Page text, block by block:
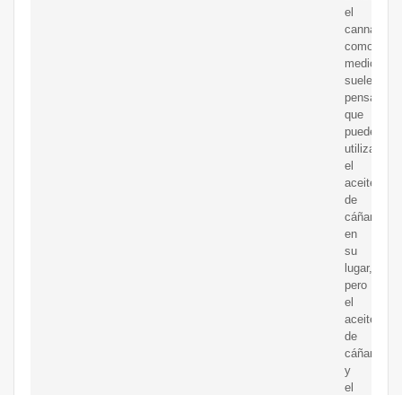
el
cannabis
como
suelen
pensar
que
pueden
utilizar
el
aceite
de
cáñamo
en
su
lugar,
pero
el
aceite
de
cáñamo
y
el